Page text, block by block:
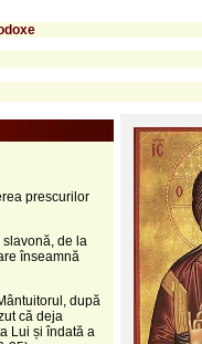
prescurilor
de la
înseamnă
după
că deja
Lui și îndată a